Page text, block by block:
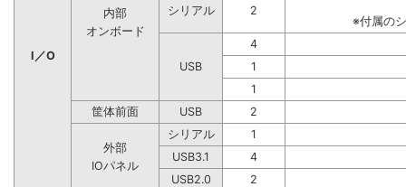
I／O
内部
オンボード
シリアル
2
※付属の
USB
4
1
1
筐体前面
USB 2
外部
IOパネル
シリアル
1
USB3.1
4
USB2.0
2